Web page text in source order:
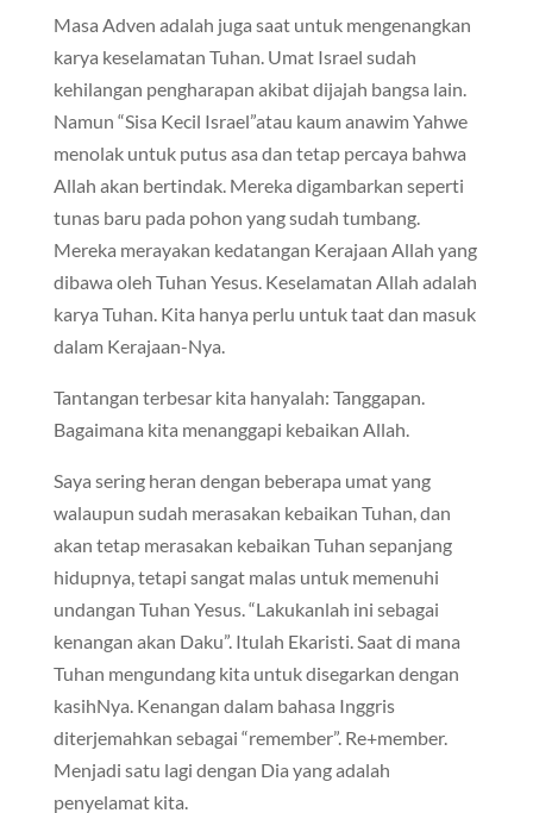
Masa Adven adalah juga saat untuk mengenangkan
karya keselamatan Tuhan. Umat Israel sudah
kehilangan pengharapan akibat dijajah bangsa lain.
Namun “Sisa Kecil Israel”atau kaum anawim Yahwe
menolak untuk putus asa dan tetap percaya bahwa
Allah akan bertindak. Mereka digambarkan seperti
tunas baru pada pohon yang sudah tumbang.
Mereka merayakan kedatangan Kerajaan Allah yang
dibawa oleh Tuhan Yesus. Keselamatan Allah adalah
karya Tuhan. Kita hanya perlu untuk taat dan masuk
dalam Kerajaan-Nya.
Tantangan terbesar kita hanyalah: Tanggapan.
Bagaimana kita menanggapi kebaikan Allah.
Saya sering heran dengan beberapa umat yang
walaupun sudah merasakan kebaikan Tuhan, dan
akan tetap merasakan kebaikan Tuhan sepanjang
hidupnya, tetapi sangat malas untuk memenuhi
undangan Tuhan Yesus. “Lakukanlah ini sebagai
kenangan akan Daku”. Itulah Ekaristi. Saat di mana
Tuhan mengundang kita untuk disegarkan dengan
kasihNya. Kenangan dalam bahasa Inggris
diterjemahkan sebagai “remember”. Re+member.
Menjadi satu lagi dengan Dia yang adalah
penyelamat kita.